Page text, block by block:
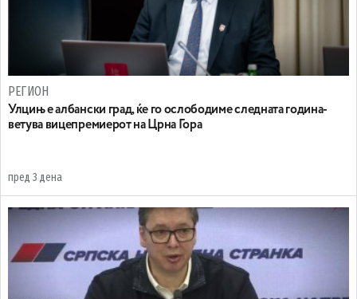
РЕГИОН
Улцињ е албански град, ќе го ослободиме следната година-
ветува вицепремиерот на Црна Гора
пред 3 дена